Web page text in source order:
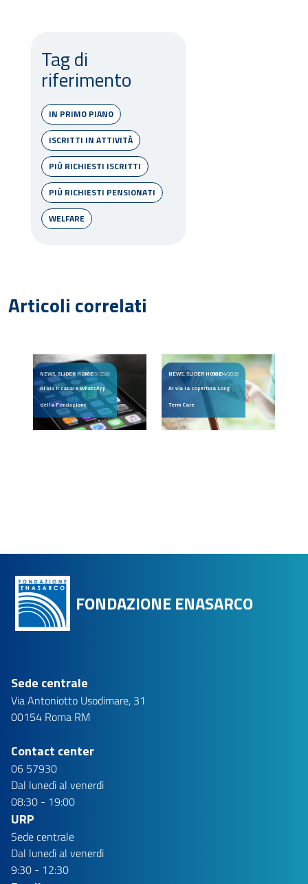
Tag di
riferimento
IN PRIMO PIANO
ISCRITTI IN ATTIVITÀ
PIÙ RICHIESTI ISCRITTI
PIÙ RICHIESTI PENSIONATI
WELFARE
Articoli correlati
NEWS, SLIDER HOME08/05/2026
Al via il canale WhatsApp
della Fondazione
NEWS, SLIDER HOME30/04/2026
Al via la copertura Long
Term Care
FONDAZIONE ENASARCO
Sede centrale
Via Antoniotto Usodimare, 31
00154 Roma RM
Contact center
06 57930
Dal lunedì al venerdì
08:30 - 19:00
URP
Sede centrale
Dal lunedì al venerdì
9:30 - 12:30